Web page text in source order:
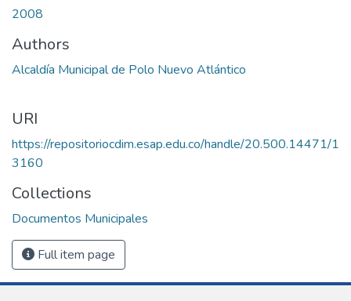
2008
Authors
Alcaldía Municipal de Polo Nuevo Atlántico
URI
https://repositoriocdim.esap.edu.co/handle/20.500.14471/1
3160
Collections
Documentos Municipales
Full item page